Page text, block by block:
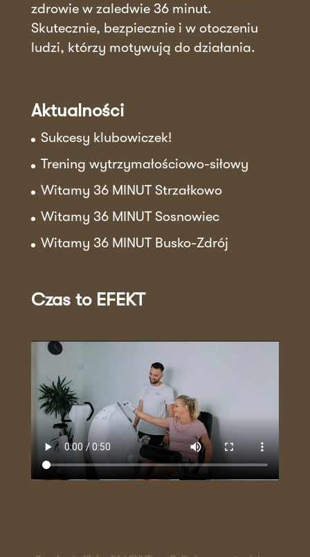
zdrowie w zaledwie 36 minut.
Skutecznie, bezpiecznie i w otoczeniu
ludzi, którzy motywują do działania.
Aktualności
Sukcesy klubowiczek!
Trening wytrzymałościowo-siłowy
Witamy 36 MINUT Strzałkowo
Witamy 36 MINUT Sosnowiec
Witamy 36 MINUT Busko-Zdrój
Czas to EFEKT